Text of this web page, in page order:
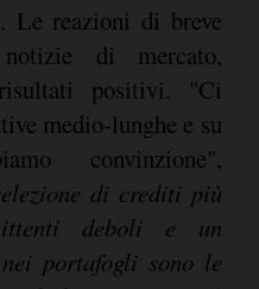
Le reazioni di breve
di mercato,
risultati positivi. "Ci
medio-lunghe e su
convinzione",
di crediti più
deboli e un
portafogli sono le